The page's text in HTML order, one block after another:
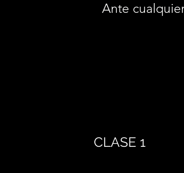
Ante
CLASE 1